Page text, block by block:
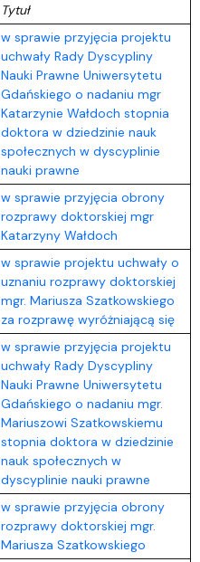
Tytuł
w sprawie przyjęcia projektu
uchwały Rady Dyscypliny
Nauki Prawne Uniwersytetu
Gdańskiego o nadaniu mgr
Katarzynie Wałdoch stopnia
doktora w dziedzinie nauk
społecznych w dyscyplinie
nauki prawne
w sprawie przyjęcia obrony
rozprawy doktorskiej mgr
Katarzyny Wałdoch
w sprawie projektu uchwały o
uznaniu rozprawy doktorskiej
mgr. Mariusza Szatkowskiego
za rozprawę wyróżniającą się
w sprawie przyjęcia projektu
uchwały Rady Dyscypliny
Nauki Prawne Uniwersytetu
Gdańskiego o nadaniu mgr.
Mariuszowi Szatkowskiemu
stopnia doktora w dziedzinie
nauk społecznych w
dyscyplinie nauki prawne
w sprawie przyjęcia obrony
rozprawy doktorskiej mgr.
Mariusza Szatkowskiego